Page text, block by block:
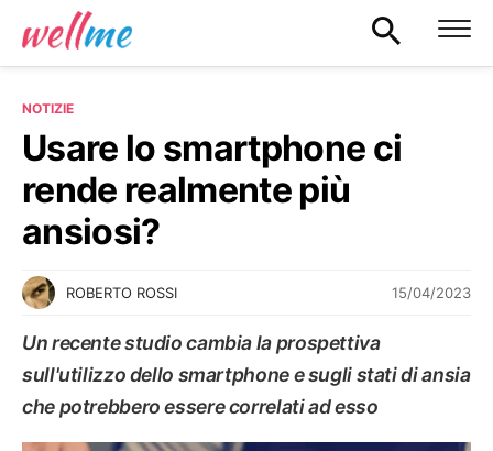
NOTIZIE
Usare lo smartphone ci
rende realmente più
ansiosi?
ROBERTO ROSSI 15/04/2023
Un recente studio cambia la prospettiva
sull'utilizzo dello smartphone e sugli stati di ansia
che potrebbero essere correlati ad esso